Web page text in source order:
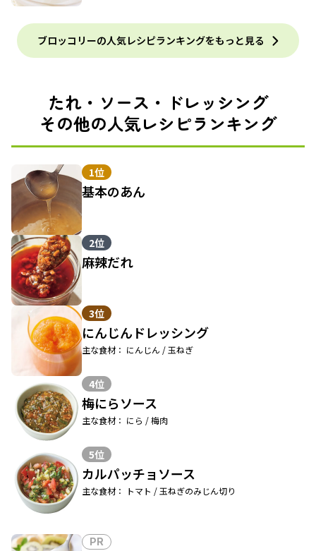
ブロッコリーの人気レシピランキングをもっと見る
たれ・ソース・ドレッシング
その他の人気レシピランキング
1位
基本のあん
2位
麻辣だれ
3位
にんじんドレッシング
主な食材： にんじん / 玉ねぎ
4位
梅にらソース
主な食材： にら / 梅肉
5位
カルパッチョソース
主な食材： トマト / 玉ねぎのみじん切り
PR